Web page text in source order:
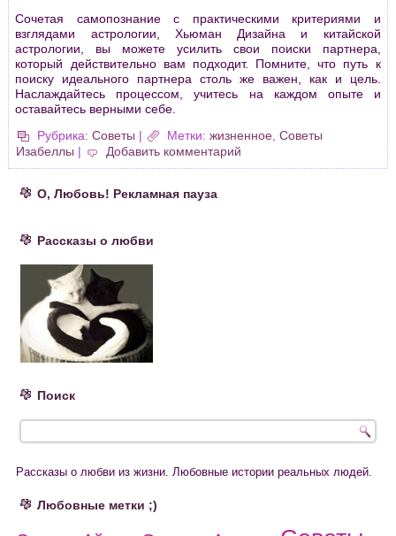
Сочетая самопознание с практическими критериями и
взглядами астрологии, Хьюман Дизайна и китайской
астрологии, вы можете усилить свои поиски партнера,
который действительно вам подходит. Помните, что путь к
поиску идеального партнера столь же важен, как и цель.
Наслаждайтесь процессом, учитесь на каждом опыте и
оставайтесь верными себе.
Рубрика: Советы | Метки: жизненное ,Советы
Изабеллы | Добавить комментарий
О, Любовь! Рекламная пауза
Рассказы о любви
Поиск
Рассказы о любви из жизни. Любовные истории реальных людей.
Любовные метки ;)